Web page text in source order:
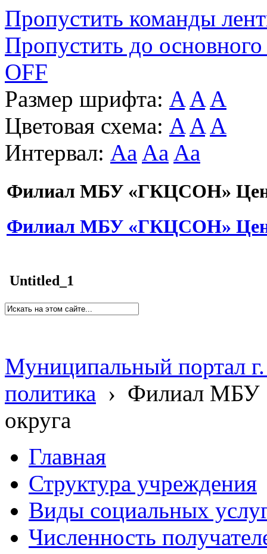
Пропустить команды
Пропустить до основного
OFF
Размер шрифта: A A A
Цветовая схема: A A A
Интервал: Aa Aa Aa
Филиал МБУ «ГКЦСОН»
Филиал МБУ «ГКЦСОН»
Untitled_1
Муниципальный портал
политика › Филиал МБУ
округа
Главная
Структура учреждения
Виды социальных
Численность